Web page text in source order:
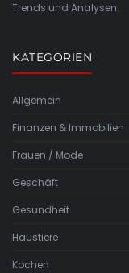
Trends und Analysen.
KATEGORIEN
Allgemein
Finanzen & Immobilien
Frauen / Mode
Geschäft
Gesundheit
Haustiere
Kochen